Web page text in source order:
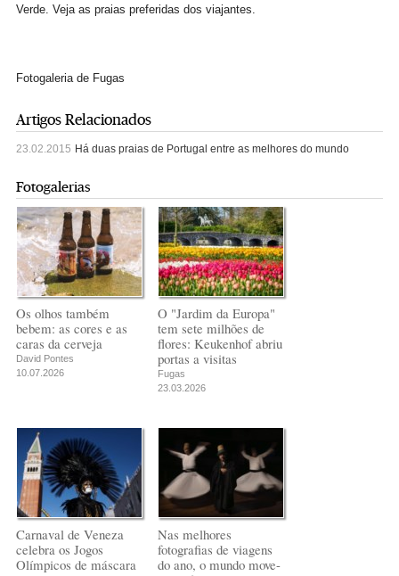
Verde. Veja as praias preferidas dos viajantes.
Fotogaleria de Fugas
Artigos Relacionados
23.02.2015 Há duas praias de Portugal entre as melhores do mundo
Fotogalerias
Os olhos também
bebem: as cores e as
caras da cerveja
David Pontes
10.07.2026
O "Jardim da Europa"
tem sete milhões de
flores: Keukenhof abriu
portas a visitas
Fugas
23.03.2026
Carnaval de Veneza
celebra os Jogos
Olímpicos de máscara
Nas melhores
fotografias de viagens
do ano, o mundo move-